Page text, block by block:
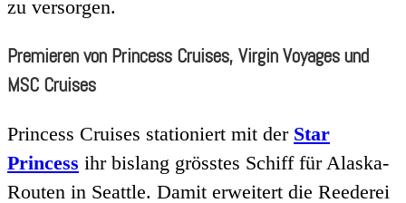
zu versorgen.
Premieren von Princess Cruises, Virgin Voyages und
MSC Cruises
Princess Cruises stationiert mit der Star
Princess ihr bislang grösstes Schiff für Alaska-
Routen in Seattle. Damit erweitert die Reederei